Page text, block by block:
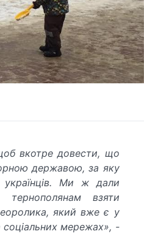
вкотре довести, що
державою, за яку
українців. Ми ж дали
взяти
який вже є у
соціальних мережах», -